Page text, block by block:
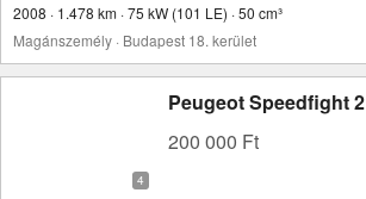
2008 · 1.478 km · 75 kW (101 LE) · 50 cm³
Magánszemély · Budapest 18. kerület
Peugeot Speedfight 2
200 000 Ft